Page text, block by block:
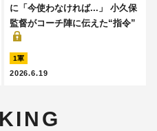
に「今使わなければ...」 小久保
監督がコーチ陣に伝えた“指令”
1軍
2026.6.19